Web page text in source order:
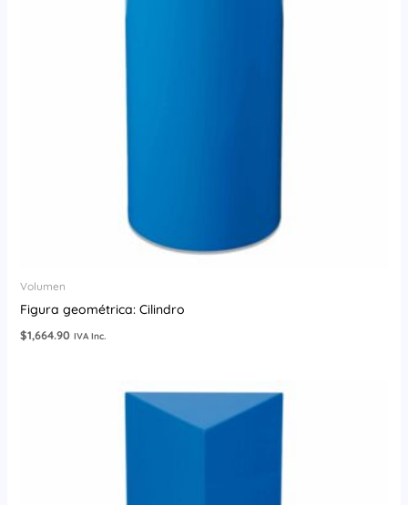
Volumen
Figura geométrica: Cilindro
$1,664.90 IVA Inc.